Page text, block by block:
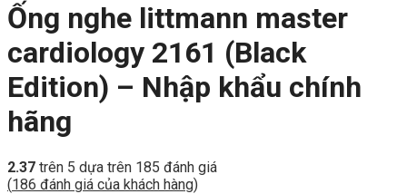
Ống nghe littmann master
cardiology 2161 (Black
Edition) – Nhập khẩu chính
hãng
2.37 trên 5 dựa trên 185 đánh giá
(186 đánh giá của khách hàng)